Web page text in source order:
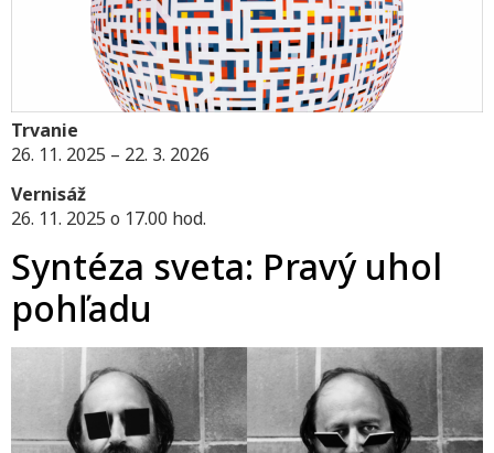
Trvanie
26. 11. 2025 – 22. 3. 2026
Vernisáž
26. 11. 2025 o 17.00 hod.
Syntéza sveta: Pravý uhol
pohľadu